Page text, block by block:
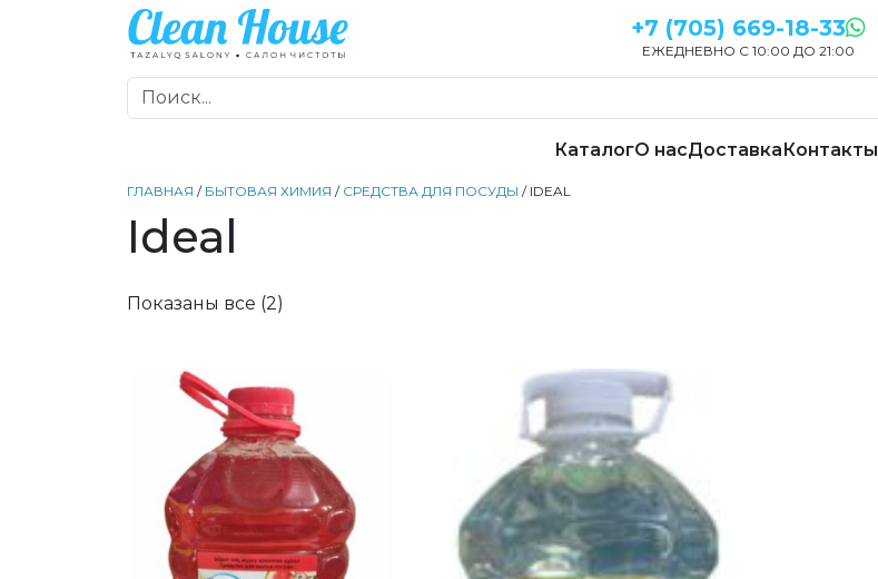
+7 (705) 669-18-33
ЕЖЕДНЕВНО С 10:00 ДО 21:00
КаталогО насДоставкаКонтакты
ГЛАВНАЯ / БЫТОВАЯ ХИМИЯ / СРЕДСТВА ДЛЯ ПОСУДЫ / IDEAL
Ideal
Показаны все (2)